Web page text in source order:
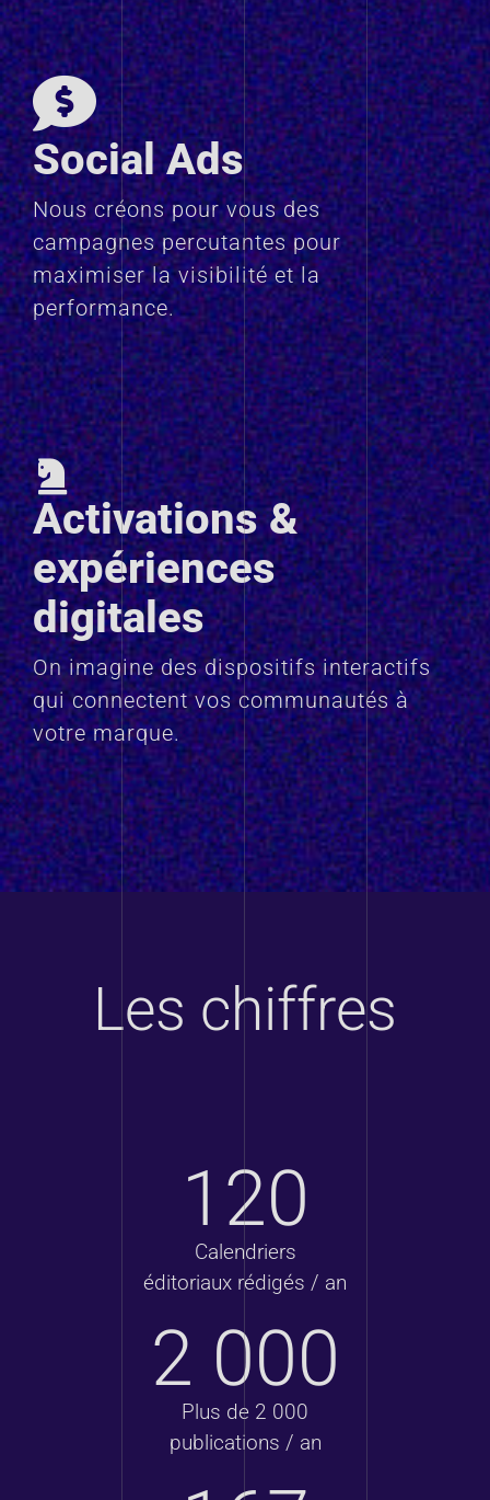
Social Ads
Nous créons pour vous des
campagnes percutantes pour
maximiser la visibilité et la
performance.
Activations &
expériences
digitales
On imagine des dispositifs interactifs
qui connectent vos communautés à
votre marque.
Les chiffres
Calendriers
éditoriaux rédigés / an
120
Plus de 2 000
publications / an
2 000